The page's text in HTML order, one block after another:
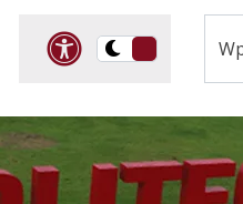
Panel
Przelącz
kontrastowa